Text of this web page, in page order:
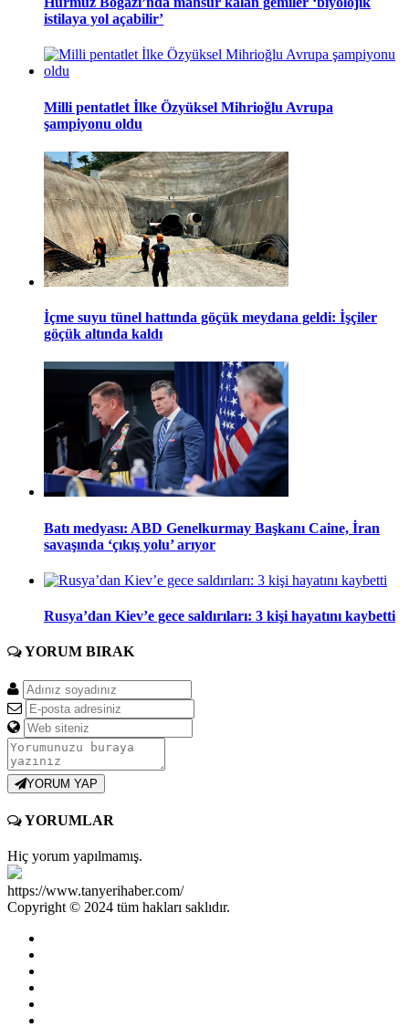
istilaya yol açabilir’
Milli pentatlet İlke Özyüksel Mihrioğlu Avrupa
şampiyonu oldu
İçme suyu tünel hattında göçük meydana geldi: İşçiler
göçük altında kaldı
Batı medyası: ABD Genelkurmay Başkanı Caine, İran
savaşında ‘çıkış yolu’ arıyor
Rusya’dan Kiev’e gece saldırıları: 3 kişi hayatını kaybetti
YORUM BIRAK
YORUM YAP
YORUMLAR
Hiç yorum yapılmamış.
https://www.tanyerihaber.com/
Copyright © 2024 tüm hakları saklıdır.